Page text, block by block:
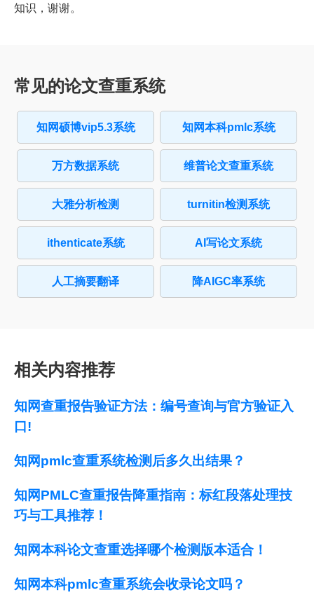
知识，谢谢。
常见的论文查重系统
知网硕博vip5.3系统 知网本科pmlc系统
万方数据系统 维普论文查重系统
大雅分析检测 turnitin检测系统
ithenticate系统 AI写论文系统
人工摘要翻译 降AIGC率系统
相关内容推荐
知网查重报告验证方法：编号查询与官方验证入
口!
知网pmlc查重系统检测后多久出结果？
知网PMLC查重报告降重指南：标红段落处理技
巧与工具推荐！
知网本科论文查重选择哪个检测版本适合！
知网本科pmlc查重系统会收录论文吗？